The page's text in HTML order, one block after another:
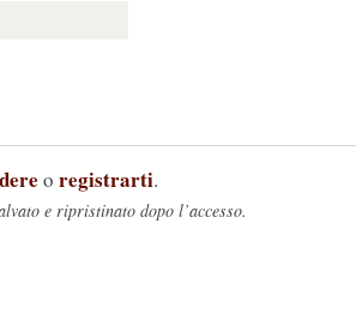
o registrarti.
e ripristinato dopo l’accesso.